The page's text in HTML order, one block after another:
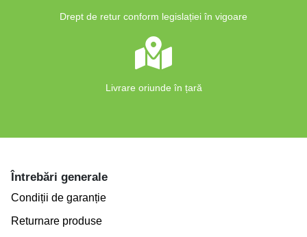
Drept de retur conform legislației în vigoare
Livrare oriunde în țară
Întrebări generale
Condiții de garanție
Returnare produse